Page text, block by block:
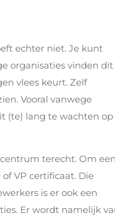
echter niet. Je kunt
organisaties vinden dit
vlees keurt. Zelf
Vooral vanwege
(te) lang te wachten op
terecht. Om
VP certificaat. Die
is er ook een
Er wordt namelijk